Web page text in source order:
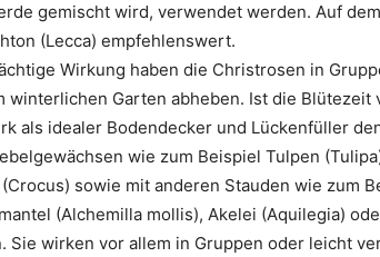
gemischt wird, verwendet werden. Auf
(Lecca) empfehlenswert.
Wirkung haben die Christrosen in
winterlichen Garten abheben. Ist die
als idealer Bodendecker und Lückenfüller
wie zum Beispiel Tulpen
sowie mit anderen Stauden wie zum
(Alchemilla mollis), Akelei (Aquilegia)
Sie wirken vor allem in Gruppen oder leicht